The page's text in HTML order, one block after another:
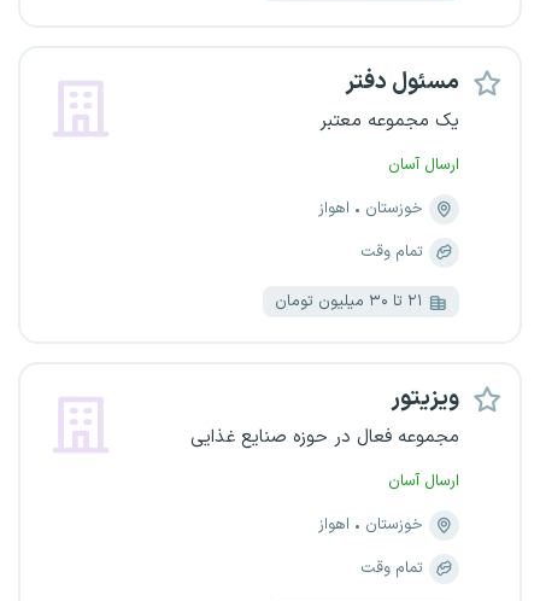
مسئول دفتر
یک مجموعه معتبر
ارسال آسان
خوزستان
اهواز
تمام وقت
۲۱ تا ۳۰ میلیون تومان
ویزیتور
مجموعه فعال در حوزه صنایع غذایی
ارسال آسان
خوزستان
اهواز
تمام وقت